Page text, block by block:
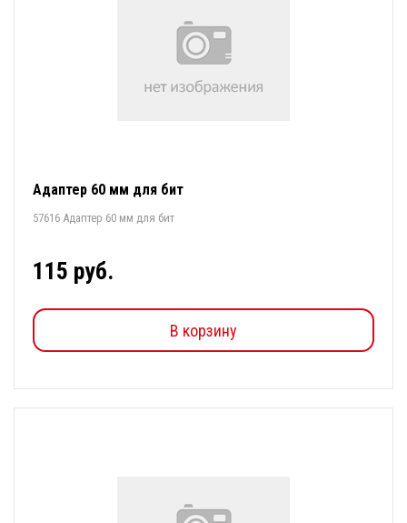
Адаптер 60 мм для бит
57616 Адаптер 60 мм для бит
115 руб.
В корзину